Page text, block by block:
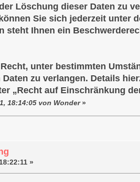
Löschung dieser Daten zu
Sie sich jederzeit unter
steht Ihnen ein
unter bestimmten
zu verlangen. Details
„Recht auf Einschränkung
18:14:05 von Wonder»
»